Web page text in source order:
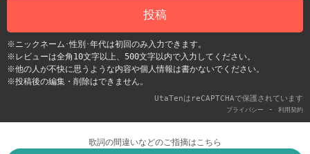
投稿
※ニックネーム･性別･年代は初回のみ入力できます。
※レビューは全角10文字以上、500文字以内で入力してください。
※他の人が不快に思うような内容や個人情報は書かないでください。
※投稿後の編集・削除はできません。
UtaTenはreCAPTCHAで保護されています
プライバシー - 利用契約
歌詞の間違いなどのご指摘はこちら